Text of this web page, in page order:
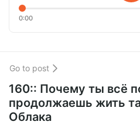
0:00
Go to post
160:: Почему ты всё
продолжаешь жить
Облака